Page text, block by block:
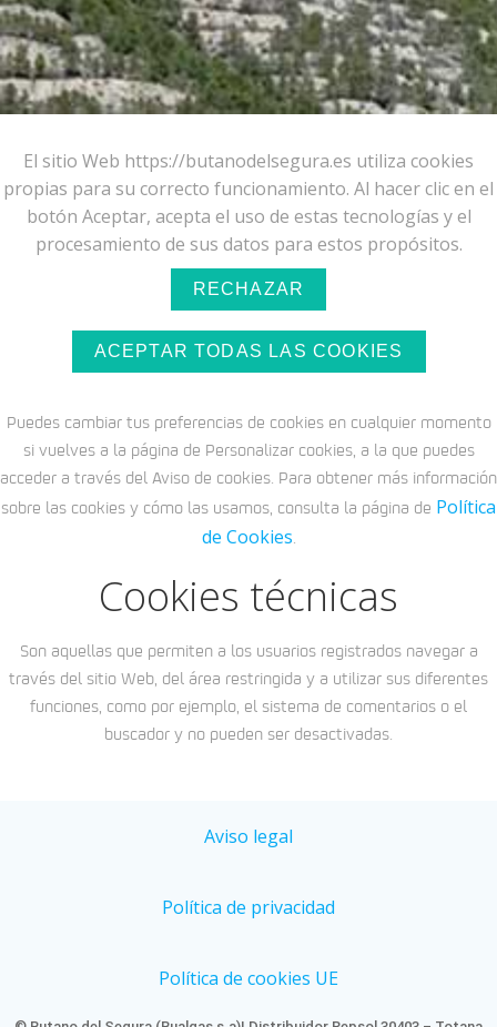
El sitio Web https://butanodelsegura.es utiliza cookies
propias para su correcto funcionamiento. Al hacer clic en el
botón Aceptar, acepta el uso de estas tecnologías y el
procesamiento de sus datos para estos propósitos.
RECHAZAR
ACEPTAR TODAS LAS COOKIES
Puedes cambiar tus preferencias de cookies en cualquier momento
si vuelves a la página de Personalizar cookies, a la que puedes
acceder a través del Aviso de cookies. Para obtener más información
sobre las cookies y cómo las usamos, consulta la página de Política
de Cookies.
Cookies técnicas
Son aquellas que permiten a los usuarios registrados navegar a
través del sitio Web, del área restringida y a utilizar sus diferentes
funciones, como por ejemplo, el sistema de comentarios o el
buscador y no pueden ser desactivadas.
Aviso legal
Política de privacidad
Política de cookies UE